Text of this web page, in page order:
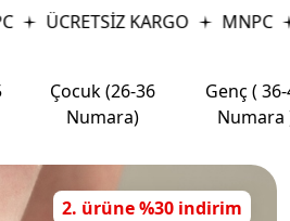
ÜCRETSİZ KARGO MNPC
Çocuk (26-36
Numara)
Genç (
Numara
2. ürüne %30 indirim